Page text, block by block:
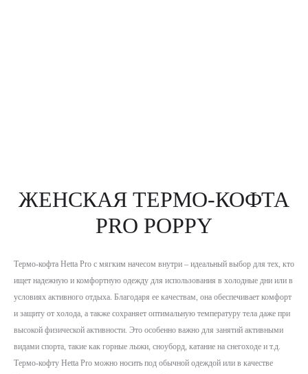
ЖЕНСКАЯ ТЕРМО-КОФТА
PRO POPPY
Термо-кофта Hetta Pro с мягким начесом внутри – идеальный выбор для тех, кто
ищет надежную и комфортную одежду для использования в холодные дни или в
условиях активного отдыха. Благодаря ее качествам, она обеспечивает комфорт
и защиту от холода, а также сохраняет оптимальную температуру тела даже при
высокой физической активности. Это особенно важно для занятий активными
видами спорта, такие как горные лыжи, сноуборд, катание на снегоходе и т.д.
Термо-кофту Hetta Pro можно носить под обычной одеждой или в качестве